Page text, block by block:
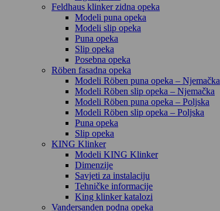
Feldhaus klinker zidna opeka
Modeli puna opeka
Modeli slip opeka
Puna opeka
Slip opeka
Posebna opeka
Röben fasadna opeka
Modeli Röben puna opeka – Njemačka
Modeli Röben slip opeka – Njemačka
Modeli Röben puna opeka – Poljska
Modeli Röben slip opeka – Poljska
Puna opeka
Slip opeka
KING Klinker
Modeli KING Klinker
Dimenzije
Savjeti za instalaciju
Tehničke informacije
King klinker katalozi
Vandersanden podna opeka